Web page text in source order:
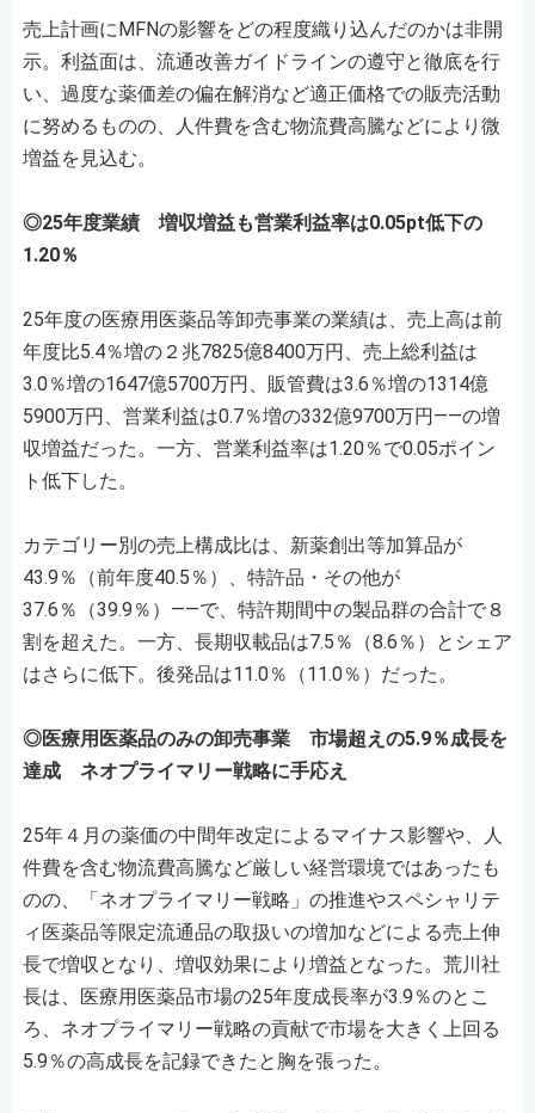
売上計画にMFNの影響をどの程度織り込んだのかは非開
示。利益面は、流通改善ガイドラインの遵守と徹底を行
い、過度な薬価差の偏在解消など適正価格での販売活動
に努めるものの、人件費を含む物流費高騰などにより微
増益を見込む。
◎25年度業績 増収増益も営業利益率は0.05pt低下の
1.20％
25年度の医療用医薬品等卸売事業の業績は、売上高は前
年度比5.4％増の２兆7825億8400万円、売上総利益は
3.0％増の1647億5700万円、販管費は3.6％増の1314億
5900万円、営業利益は0.7％増の332億9700万円――の増
収増益だった。一方、営業利益率は1.20％で0.05ポイン
ト低下した。
カテゴリー別の売上構成比は、新薬創出等加算品が
43.9％（前年度40.5％）、特許品・その他が
37.6％（39.9％）――で、特許期間中の製品群の合計で８
割を超えた。一方、長期収載品は7.5％（8.6％）とシェア
はさらに低下。後発品は11.0％（11.0％）だった。
◎医療用医薬品のみの卸売事業 市場超えの5.9％成長を
達成 ネオプライマリー戦略に手応え
25年４月の薬価の中間年改定によるマイナス影響や、人
件費を含む物流費高騰など厳しい経営環境ではあったも
のの、「ネオプライマリー戦略」の推進やスペシャリテ
ィ医薬品等限定流通品の取扱いの増加などによる売上伸
長で増収となり、増収効果により増益となった。荒川社
長は、医療用医薬品市場の25年度成長率が3.9％のとこ
ろ、ネオプライマリー戦略の貢献で市場を大きく上回る
5.9％の高成長を記録できたと胸を張った。